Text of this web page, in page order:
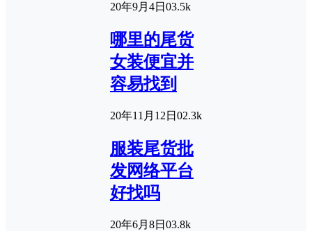
20年9月4日 03.5k
哪里的尾货
女装便宜并
容易找到
20年11月12日 02.3k
服装尾货批
发网络平台
好找吗
20年6月8日 03.8k